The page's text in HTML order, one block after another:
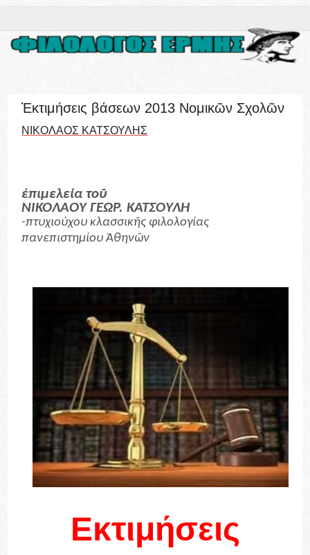
Ἐκτιμήσεις βάσεων 2013 Νομικῶν Σχολῶν
ΝΙΚΟΛΑΟΣ ΚΑΤΣΟΥΛΗΣ
ἐπιμελεία τοῦ
ΝΙΚΟΛΑΟΥ ΓΕΩΡ. ΚΑΤΣΟΥΛΗ
-πτυχιούχου κλασσικῆς φιλολογίας
πανεπιστημίου Ἀθηνῶν
Εκτιμήσεις